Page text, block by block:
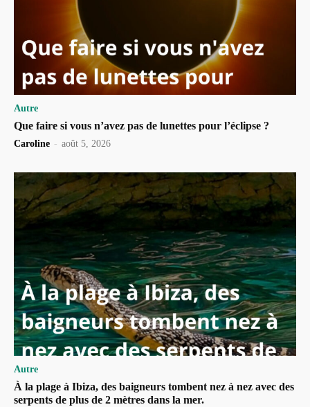
Autre
Que faire si vous n’avez pas de lunettes pour l’éclipse ?
Caroline - août 5, 2026
Autre
À la plage à Ibiza, des baigneurs tombent nez à nez avec des
serpents de plus de 2 mètres dans la mer.